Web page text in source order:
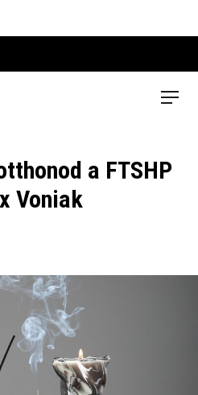
Menu
a FTSHP
Voniak